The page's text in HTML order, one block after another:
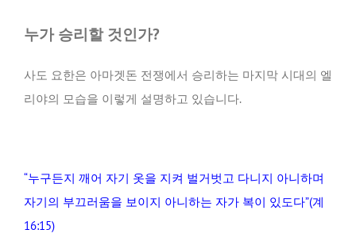
누가 승리할 것인가?
사도 요한은 아마겟돈 전쟁에서 승리하는 마지막 시대의 엘
리야의 모습을 이렇게 설명하고 있습니다.
“누구든지 깨어 자기 옷을 지켜 벌거벗고 다니지 아니하며
자기의 부끄러움을 보이지 아니하는 자가 복이 있도다”(계
16:15)